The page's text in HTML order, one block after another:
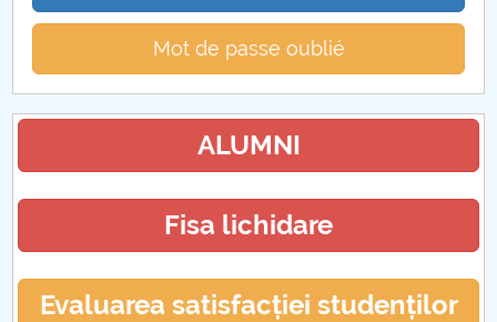
Mot de passe oublié
ALUMNI
Fisa lichidare
Evaluarea satisfacției studenților